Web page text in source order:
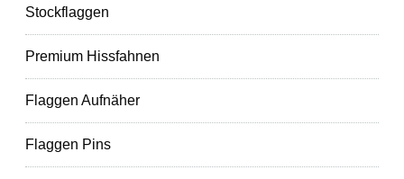
Stockflaggen
Premium Hissfahnen
Flaggen Aufnäher
Flaggen Pins